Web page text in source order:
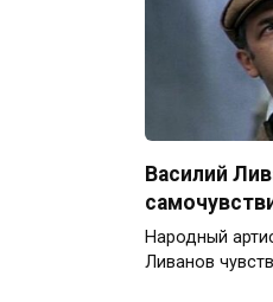
Василий
Народный
Ливанов